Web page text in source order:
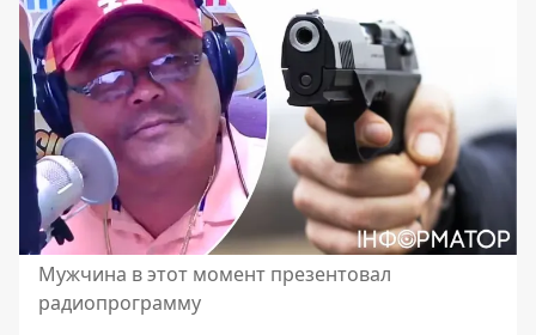
Мужчина в этот момент презентовал
радиопрограмму